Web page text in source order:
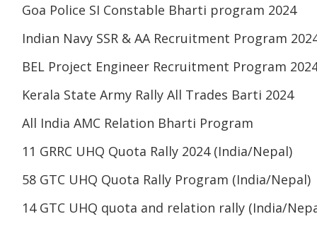
Goa Police SI Constable Bharti program 2024
Indian Navy SSR & AA Recruitment Program
BEL Project Engineer Recruitment Program
Kerala State Army Rally All Trades Barti 2024
All India AMC Relation Bharti Program
11 GRRC UHQ Quota Rally 2024 (India/Nepal)
58 GTC UHQ Quota Rally Program (India/Nepal)
14 GTC UHQ quota and relation rally (India/